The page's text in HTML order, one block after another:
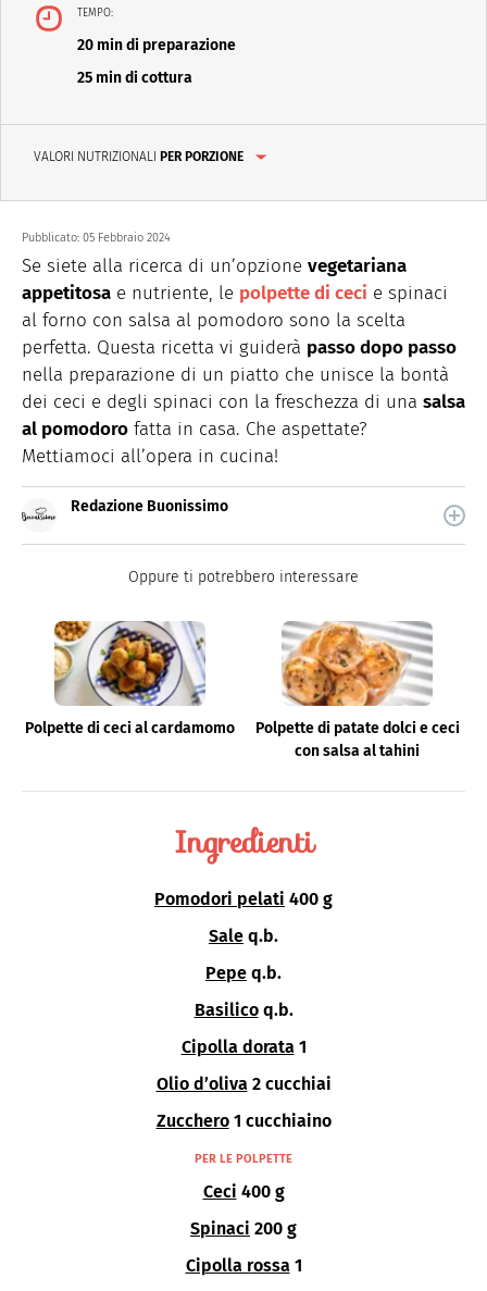
TEMPO:
20 min di preparazione
25 min di cottura
VALORI NUTRIZIONALI PER PORZIONE
Pubblicato: 05 Febbraio 2024
Se siete alla ricerca di un’opzione vegetariana
appetitosa e nutriente, le polpette di ceci e spinaci
al forno con salsa al pomodoro sono la scelta
perfetta. Questa ricetta vi guiderà passo dopo passo
nella preparazione di un piatto che unisce la bontà
dei ceci e degli spinaci con la freschezza di una salsa
al pomodoro fatta in casa. Che aspettate?
Mettiamoci all’opera in cucina!
Redazione Buonissimo
quale trovi idee veloci, facili e spiegate passo passo.
Oppure ti potrebbero interessare
Polpette di ceci al cardamomo
Polpette di patate dolci e ceci
con salsa al tahini
Ingredienti
Pomodori pelati 400 g
Sale q.b.
Pepe q.b.
Basilico q.b.
Cipolla dorata 1
Olio d’oliva 2 cucchiai
Zucchero 1 cucchiaino
PER LE POLPETTE
Ceci 400 g
Spinaci 200 g
Cipolla rossa 1